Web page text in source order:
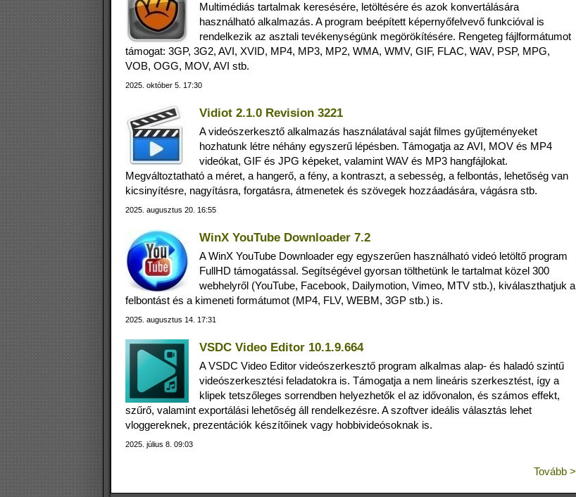
Multimédiás tartalmak keresésére, letöltésére és azok konvertálására
használható alkalmazás. A program beépített képernyőfelvevő funkcióval is
rendelkezik az asztali tevékenységünk megörökítésére. Rengeteg fájlformátumot
támogat: 3GP, 3G2, AVI, XVID, MP4, MP3, MP2, WMA, WMV, GIF, FLAC, WAV, PSP, MPG,
VOB, OGG, MOV, AVI stb.
2025. október 5. 17:30
Vidiot 2.1.0 Revision 3221
A videószerkesztő alkalmazás használatával saját filmes gyűjteményeket
hozhatunk létre néhány egyszerű lépésben. Támogatja az AVI, MOV és MP4
videókat, GIF és JPG képeket, valamint WAV és MP3 hangfájlokat.
Megváltoztatható a méret, a hangerő, a fény, a kontraszt, a sebesség, a felbontás, lehetőség van
kicsinyítésre, nagyításra, forgatásra, átmenetek és szövegek hozzáadására, vágásra stb.
2025. augusztus 20. 16:55
WinX YouTube Downloader 7.2
A WinX YouTube Downloader egy egyszerűen használható videó letöltő program
FullHD támogatással. Segítségével gyorsan tölthetünk le tartalmat közel 300
webhelyről (YouTube, Facebook, Dailymotion, Vimeo, MTV stb.), kiválaszthatjuk a
felbontást és a kimeneti formátumot (MP4, FLV, WEBM, 3GP stb.) is.
2025. augusztus 14. 17:31
VSDC Video Editor 10.1.9.664
A VSDC Video Editor videószerkesztő program alkalmas alap- és haladó szintű
videószerkesztési feladatokra is. Támogatja a nem lineáris szerkesztést, így a
klipek tetszőleges sorrendben helyezhetők el az idővonalon, és számos effekt,
szűrő, valamint exportálási lehetőség áll rendelkezésre. A szoftver ideális választás lehet
vloggereknek, prezentációk készítőinek vagy hobbivideósoknak is.
2025. július 8. 09:03
Tovább >